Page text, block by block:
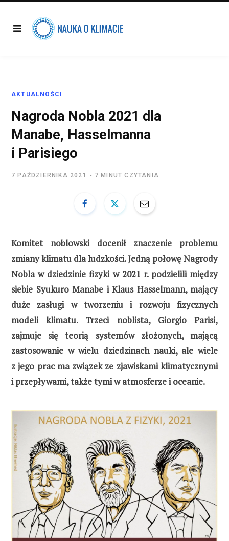
AKTUALNOŚCI
Nagroda Nobla 2021 dla
Manabe, Hasselmanna
i Parisiego
7 PAŹDZIERNIKA 2021 7 MINUT CZYTANIA
Komitet noblowski docenił znaczenie problemu
zmiany klimatu dla ludzkości. Jedną połowę Nagrody
Nobla w dziedzinie fizyki w 2021 r. podzielili między
siebie Syukuro Manabe i Klaus Hasselmann, mający
duże zasługi w tworzeniu i rozwoju fizycznych
modeli klimatu. Trzeci noblista, Giorgio Parisi,
zajmuje się teorią systemów złożonych, mającą
zastosowanie w wielu dziedzinach nauki, ale wiele
z jego prac ma związek ze zjawiskami klimatycznymi
i przepływami, także tymi w atmosferze i oceanie.